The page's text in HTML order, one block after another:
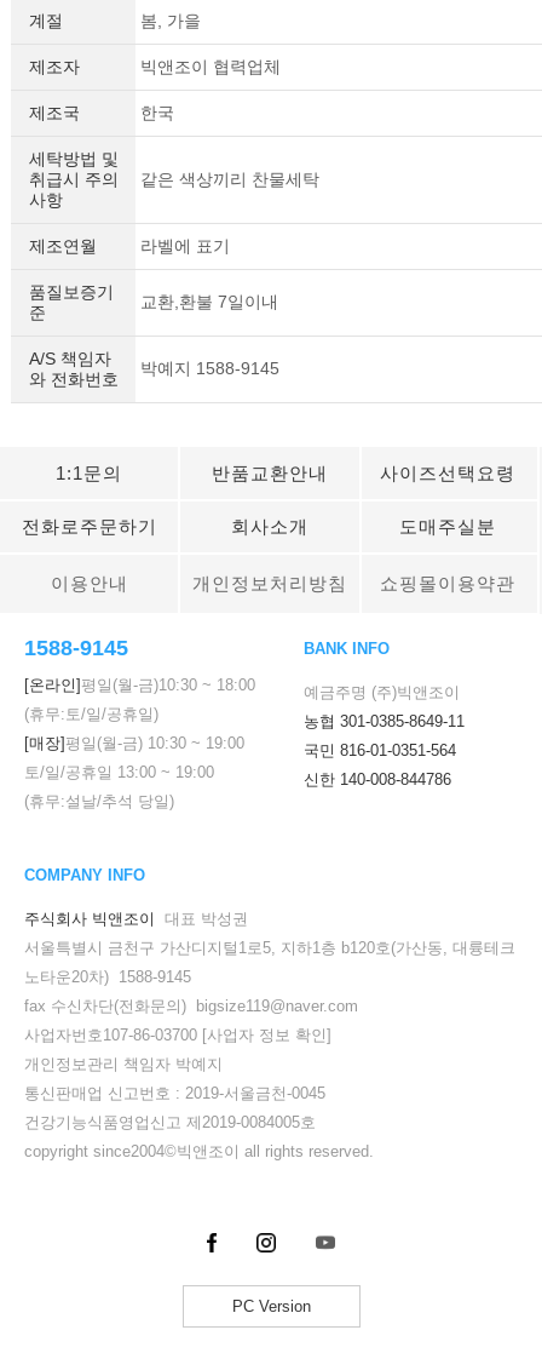
계절 봄, 가을
제조자 빅앤조이 협력업체
제조국 한국
세탁방법 및
취급시 주의
사항
같은 색상끼리 찬물세탁
제조연월 라벨에 표기
품질보증기
준
교환,환불 7일이내
A/S 책임자
와 전화번호
박예지 1588-9145
1:1문의 반품교환안내 사이즈선택요령
전화로주문하기 회사소개 도매주실분
이용안내 개인정보처리방침 쇼핑몰이용약관
1588-9145
[온라인] 평일(월-금)10:30 ~ 18:00
(휴무:토/일/공휴일)
[매장] 평일(월-금) 10:30 ~ 19:00
토/일/공휴일 13:00 ~ 19:00
(휴무:설날/추석 당일)
BANK INFO
예금주명 (주)빅앤조이
농협 301-0385-8649-11
국민 816-01-0351-564
신한 140-008-844786
COMPANY INFO
주식회사 빅앤조이
대표 박성권
서울특별시 금천구 가산디지털1로5, 지하1층 b120호(가산동, 대륭테크
노타운20차) 1588-9145
fax 수신차단(전화문의) bigsize119@naver.com
사업자번호107-86-03700 [사업자 정보 확인]
개인정보관리 책임자 박예지
통신판매업 신고번호 : 2019-서울금천-0045
건강기능식품영업신고 제2019-0084005호
copyright since2004©빅앤조이 all rights reserved.
PC Version